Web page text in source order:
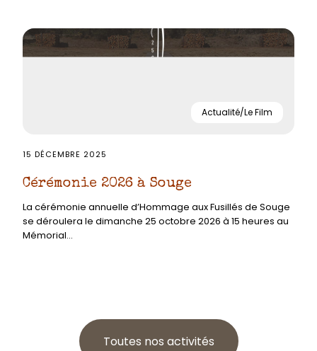
Actualité/Le Film
15 DÉCEMBRE 2025
Cérémonie 2026 à Souge
La cérémonie annuelle d’Hommage aux Fusillés de Souge
se déroulera le dimanche 25 octobre 2026 à 15 heures au
Mémorial...
Toutes nos activités